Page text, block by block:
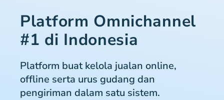
Platform Omnichannel
#1 di Indonesia
Platform buat kelola jualan online,
offline serta urus gudang dan
pengiriman dalam satu sistem.